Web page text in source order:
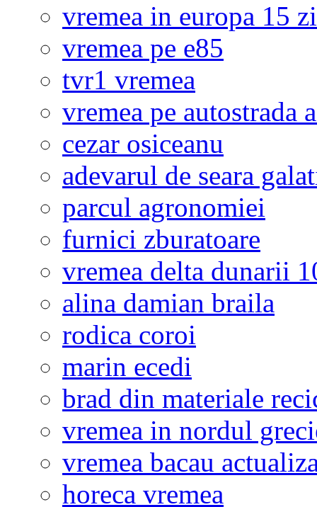
vremea in europa 15
vremea pe e85
tvr1 vremea
vremea pe autostrada
cezar osiceanu
adevarul de seara
parcul agronomiei
furnici zburatoare
vremea delta dunarii
alina damian braila
rodica coroi
marin ecedi
brad din materiale
vremea in nordul
vremea bacau
horeca vremea